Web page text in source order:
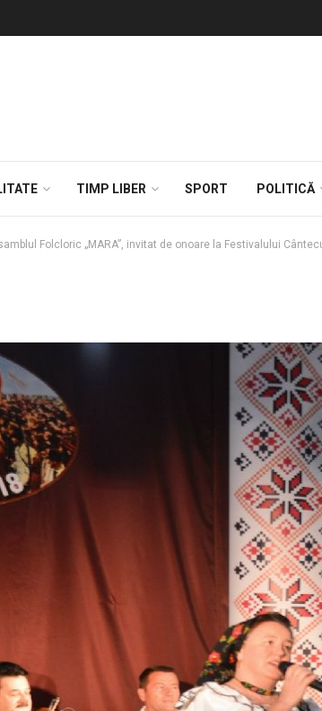
TIMP LIBER SPORT POLITICĂ
Folcloric „MARA”, invitat de onoare la Festivalului